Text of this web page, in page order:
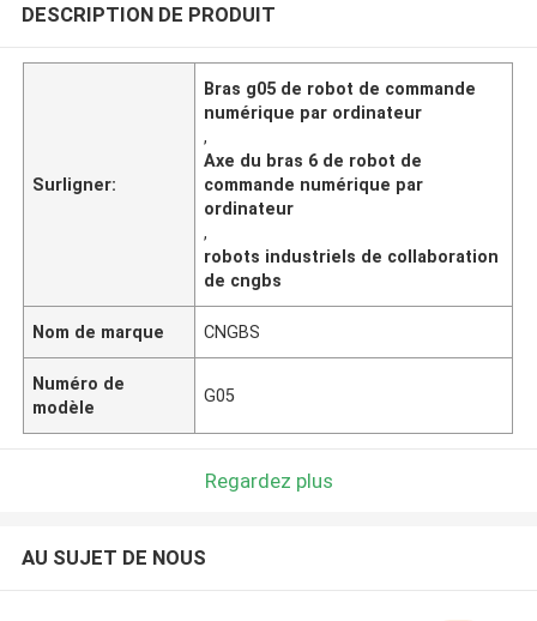
DESCRIPTION DE PRODUIT
Surligner:
Bras g05 de robot de commande
numérique par ordinateur
,
Axe du bras 6 de robot de
commande numérique par
ordinateur
,
robots industriels de collaboration
de cngbs
Nom de marque CNGBS
Numéro de
modèle
G05
Regardez plus
AU SUJET DE NOUS